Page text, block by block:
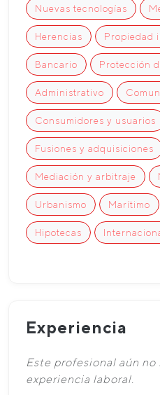
Nuevas tecnologías
Herencias Propiedad
Bancario Protección
Administrativo
Consumidores y usuarios
Fusiones y adquisiciones
Mediación y arbitraje
Urbanismo Marítimo
Hipotecas
Experiencia
Este profesional aún
experiencia laboral.